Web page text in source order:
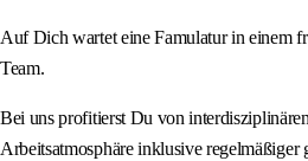
Auf Dich wartet eine Famulatur in einem
Team.
Bei uns profitierst Du von
Arbeitsatmosphäre inklusive regelmäßiger